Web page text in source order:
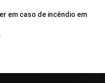
em caso de incêndio em